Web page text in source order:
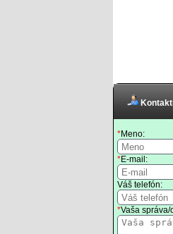
*Meno:
*E-mail:
Váš telefón:
*Vaša správa/